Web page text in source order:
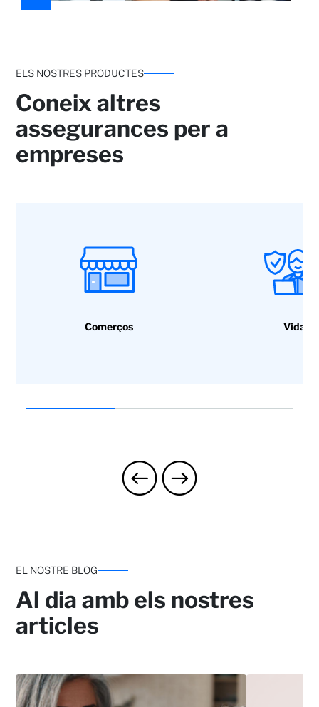
ELS NOSTRES PRODUCTES
Coneix altres
assegurances per a
empreses
Comerços Vida
EL NOSTRE BLOG
Al dia amb els nostres
articles